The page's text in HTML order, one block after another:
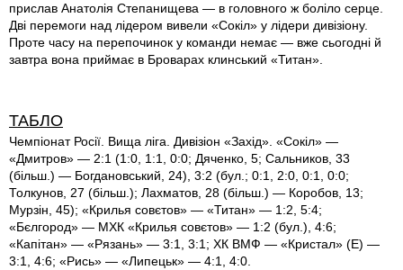
прислав Анатолія Степанищева — в головного ж боліло серце.
Дві перемоги над лідером вивели «Сокіл» у лідери дивізіону.
Проте часу на перепочинок у команди немає — вже сьогодні й
завтра вона приймає в Броварах клинський «Титан».
ТАБЛО
Чемпіонат Росії. Вища ліга. Дивізіон «Захід». «Сокіл» —
«Дмитров» — 2:1 (1:0, 1:1, 0:0; Дяченко, 5; Сальников, 33
(більш.) — Богдановський, 24), 3:2 (бул.; 0:1, 2:0, 0:1, 0:0;
Толкунов, 27 (більш.); Лахматов, 28 (більш.) — Коробов, 13;
Мурзін, 45); «Крилья совєтов» — «Титан» — 1:2, 5:4;
«Бєлгород» — МХК «Крилья совєтов» — 1:2 (бул.), 4:6;
«Капітан» — «Рязань» — 3:1, 3:1; ХК ВМФ — «Кристал» (Е) —
3:1, 4:6; «Рись» — «Липецьк» — 4:1, 4:0.